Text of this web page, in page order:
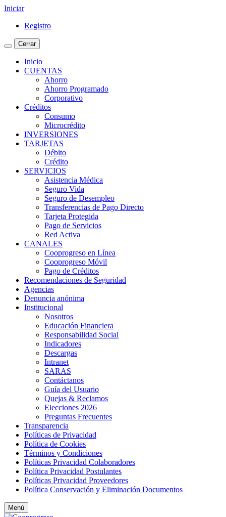
Iniciar
Registro
Cerrar
Inicio
CUENTAS
Ahorro
Ahorro Programado
Corporativo
Créditos
Consumo
Microcrédito
INVERSIONES
TARJETAS
Débito
Crédito
SERVICIOS
Asistencia Médica
Seguro Vida
Seguro de Desempleo
Transferencias de Pago Directo
Tarjeta Protegida
Pago de Servicios
Red Activa
CANALES
Cooprogreso en Línea
Cooprogreso Móvil
Pago de Créditos
Recomendaciones de Seguridad
Agencias
Denuncia anónima
Institucional
Nosotros
Educación Financiera
Responsabilidad Social
Indicadores
Descargas
Intranet
SARAS
Contáctanos
Guía del Usuario
Quejas & Reclamos
Elecciones 2026
Preguntas Frecuentes
Transparencia
Políticas de Privacidad
Política de Cookies
Términos y Condiciones
Políticas Privacidad Colaboradores
Política Privacidad Postulantes
Políticas Privacidad Proveedores
Política Conservación y Eliminación Documentos
Menú